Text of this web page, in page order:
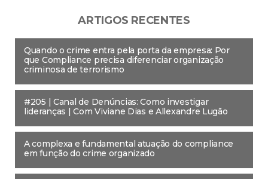
ARTIGOS RECENTES
Quando o crime entra pela porta da empresa: Por
que Compliance precisa diferenciar organização
criminosa de terrorismo
#205 | Canal de Denúncias: Como investigar
lideranças | Com Viviane Dias e Allexandre Lugão
A complexa e fundamental atuação do compliance
em função do crime organizado